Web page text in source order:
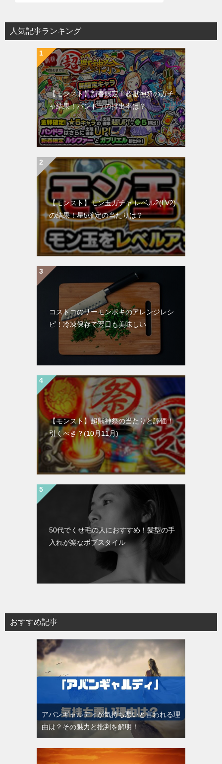
人気記事ランキング
【モンスト】新春限定！超獣神祭のガチ
ャ結果！パンドラの排出率は？
【モンスト】モン玉ガチャ レベル2(LV2)
の結果！星5確定の当たりは？
コストコのサーモンポキのアレンジレシ
ピ！冷凍保存で翌日も美味しい
【モンスト】超獣神祭の当たりと評価！
引くべき？(10月11月)
50代でくせ毛の人におすすめ！髪型の手
入れが楽なボブスタイル
おすすめ記事
アバンギャルディが気持ち悪いと言われる理
由は？その魅力と批判を解明！